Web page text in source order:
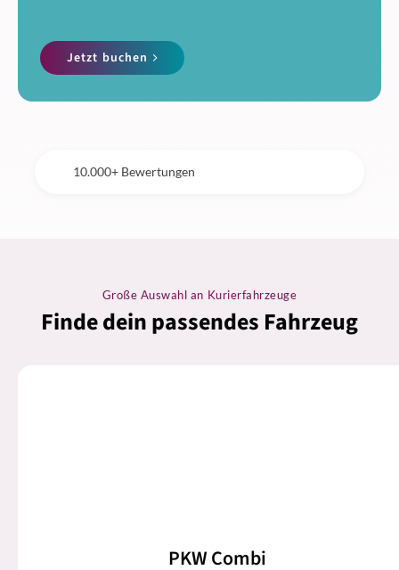
Jetzt buchen
10.000+ Bewertungen
Große Auswahl an Kurierfahrzeuge
Finde dein passendes Fahrzeug
PKW Combi